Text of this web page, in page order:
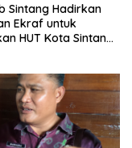
Sintang Hadirkan
Ekraf untuk
HUT Kota Sintang